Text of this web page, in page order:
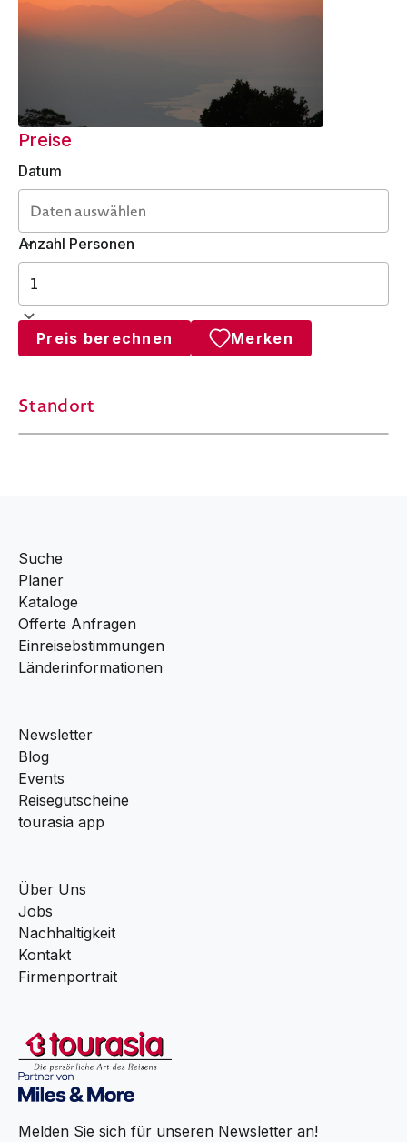
Preise
Datum
Anzahl Personen
Preis berechnen Merken
Standort
Suche
Planer
Kataloge
Offerte Anfragen
Einreisebstimmungen
Länderinformationen
Newsletter
Blog
Events
Reisegutscheine
tourasia app
Über Uns
Jobs
Nachhaltigkeit
Kontakt
Firmenportrait
Melden Sie sich für unseren Newsletter an!